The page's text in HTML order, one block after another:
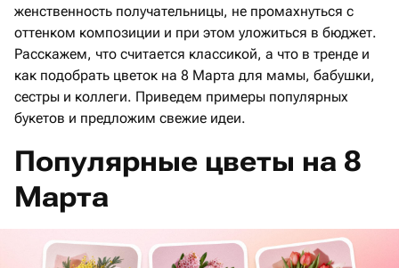
женственность получательницы, не промахнуться с
оттенком композиции и при этом уложиться в бюджет.
Расскажем, что считается классикой, а что в тренде и
как подобрать цветок на 8 Марта для мамы, бабушки,
сестры и коллеги. Приведем примеры популярных
букетов и предложим свежие идеи.
Популярные цветы на 8
Марта